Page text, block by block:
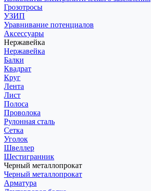
Грозотросы
УЗИП
Уравнивание потенциалов
Аксессуары
Нержавейка
Нержавейка
Балки
Квадрат
Круг
Лента
Лист
Полоса
Проволока
Рулонная сталь
Сетка
Уголок
Швеллер
Шестигранник
Черный металлопрокат
Черный металлопрокат
Арматура